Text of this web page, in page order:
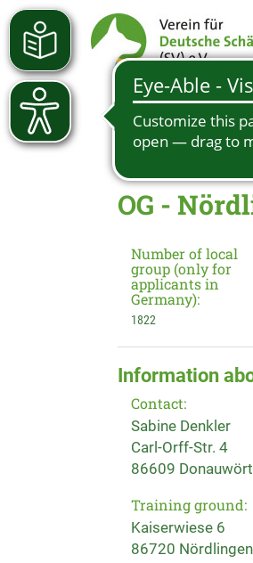
OG -
Number of local
group (only for
applicants in
Germany):
1822
Information
Contact:
Sabine Denkler
Carl-Orff-Str. 4
86609
Training ground:
Kaiserwiese 6
86720 Nördlingen